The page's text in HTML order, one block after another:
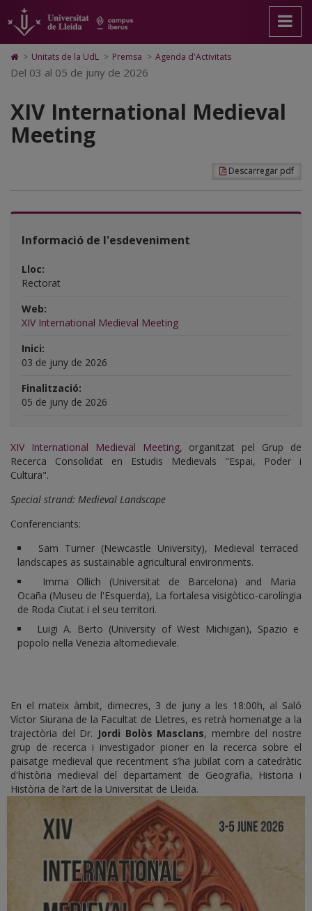
XIV
International
Medieval
Meeting
pàgina
principal.
Universitat
Lleida
contingut
principal
Mapa
Web.
Universitat
Cerca
Accessibilitat.
Universitat
Lleida
Icono
de
Home
ir
a
la
página
> Unitats de la UdL > Premsa > Agenda d'Activitats
Del 03 al 05 de juny de 2026
XIV International Medieval
Meeting
Descarregar pdf
Informació de l'esdeveniment
Lloc:
Rectorat
Web:
XIV International Medieval Meeting
Inici:
03 de juny de 2026
Finalització:
05 de juny de 2026
XIV International Medieval Meeting, organitzat pel Grup de
Recerca Consolidat en Estudis Medievals "Espai, Poder i
Cultura".
Special strand: Medieval Landscape
Conferenciants:
Sam Turner (Newcastle University), Medieval terraced
landscapes as sustainable agricultural environments.
Imma Ollich (Universitat de Barcelona) and Maria
Ocaña (Museu de l'Esquerda), La fortalesa visigòtico-carolíngia
de Roda Ciutat i el seu territori.
Luigi A. Berto (University of West Michigan), Spazio e
popolo nella Venezia altomedievale.
En el mateix àmbit, dimecres, 3 de juny a les 18:00h, al Saló
Víctor Siurana de la Facultat de Lletres, es retrà homenatge a la
trajectòria del Dr. Jordi Bolòs Masclans, membre del nostre
grup de recerca i investigador pioner en la recerca sobre el
paisatge medieval que recentment s’ha jubilat com a catedràtic
d'història medieval del departament de Geografia, Historia i
Història de l’art de la Universitat de Lleida.